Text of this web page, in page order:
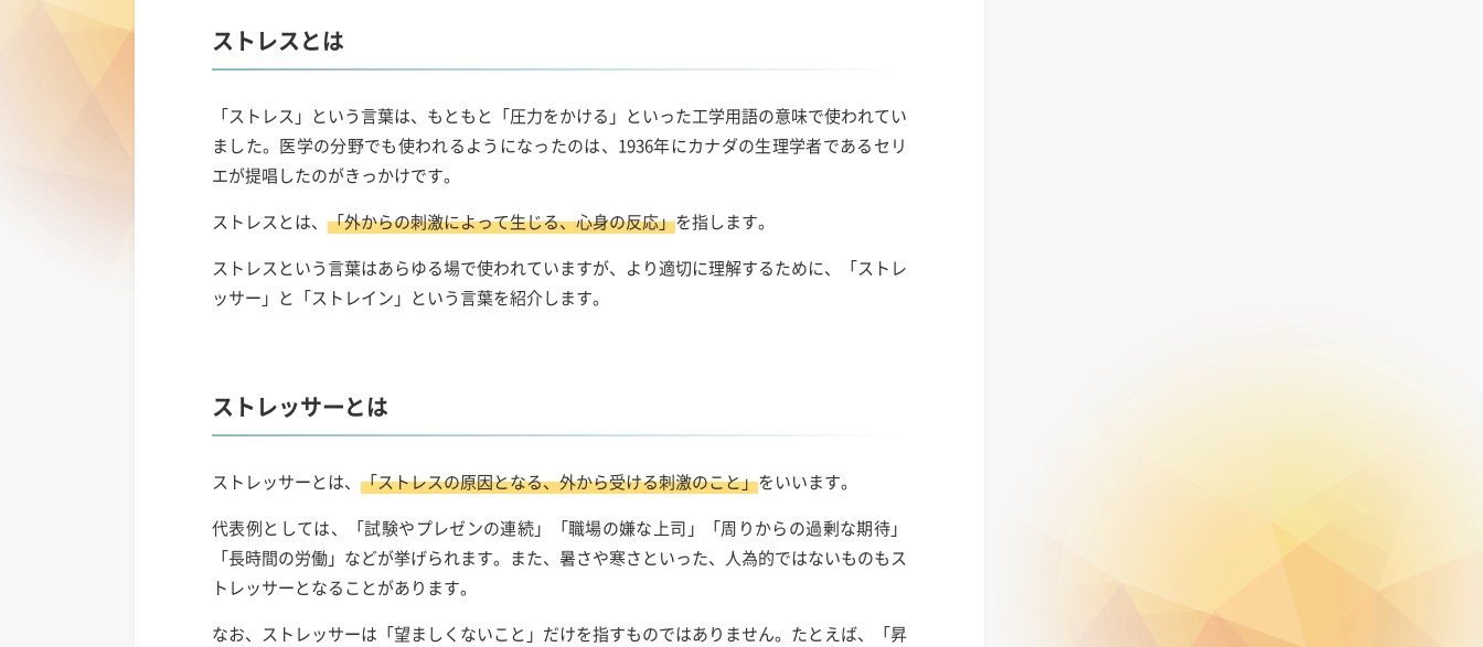
ストレスとは
「ストレス」という言葉は、もともと「圧力をかける」といった工学用語の意味で使われてい
ました。医学の分野でも使われるようになったのは、1936年にカナダの生理学者であるセリ
エが提唱したのがきっかけです。
ストレスとは、 「外からの刺激によって生じる、心身の反応」を指します。
ストレスという言葉はあらゆる場で使われていますが、より適切に理解するために、「ストレ
ッサー」と「ストレイン」という言葉を紹介します。
ストレッサーとは
ストレッサーとは、 「ストレスの原因となる、外から受ける刺激のこと」をいいます。
代表例としては、「試験やプレゼンの連続」「職場の嫌な上司」「周りからの過剰な期待」
「長時間の労働」などが挙げられます。また、暑さや寒さといった、人為的ではないものもス
トレッサーとなることがあります。
なお、ストレッサーは「望ましくないこと」だけを指すものではありません。たとえば、「昇